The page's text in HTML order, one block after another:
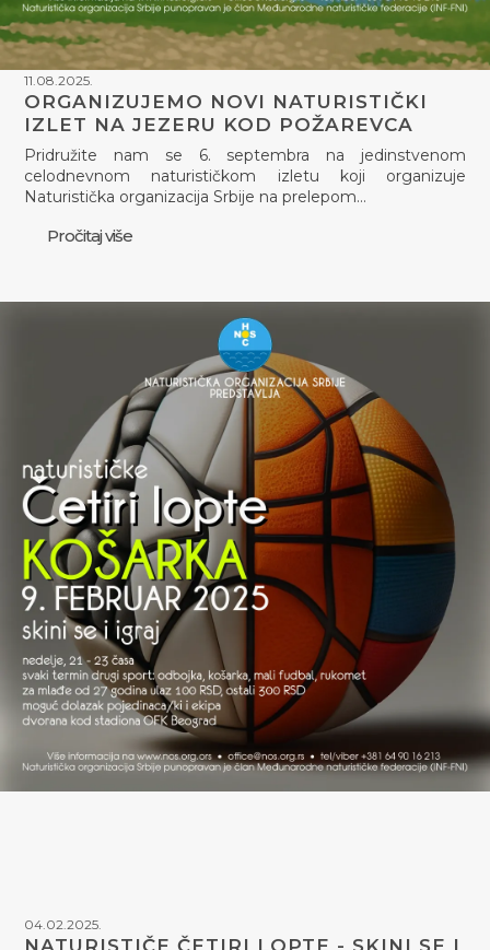
11.08.2025.
ORGANIZUJEMO NOVI NATURISTIČKI
IZLET NA JEZERU KOD POŽAREVCA
Pridružite nam se 6. septembra na jedinstvenom
celodnevnom naturističkom izletu koji organizuje
Naturistička organizacija Srbije na prelepom…
Pročitaj više
04.02.2025.